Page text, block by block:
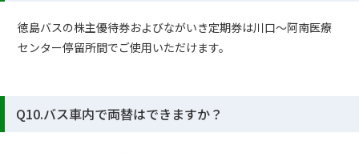
徳島バスの株主優待券およびながいき定期券は川口～阿南医療
センター停留所間でご使用いただけます。
Q10.バス車内で両替はできますか？